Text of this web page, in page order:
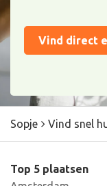
Vind direct
Sopje Vind snel
Top 5 plaatsen